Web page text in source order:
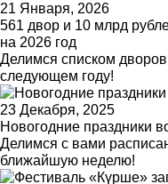
21 Января, 2026
561 двор и 10 млрд
на 2026 год
Делимся списком
следующем году!
23 Декабря, 2025
Новогодние праздники
Делимся с вами
ближайшую неделю!